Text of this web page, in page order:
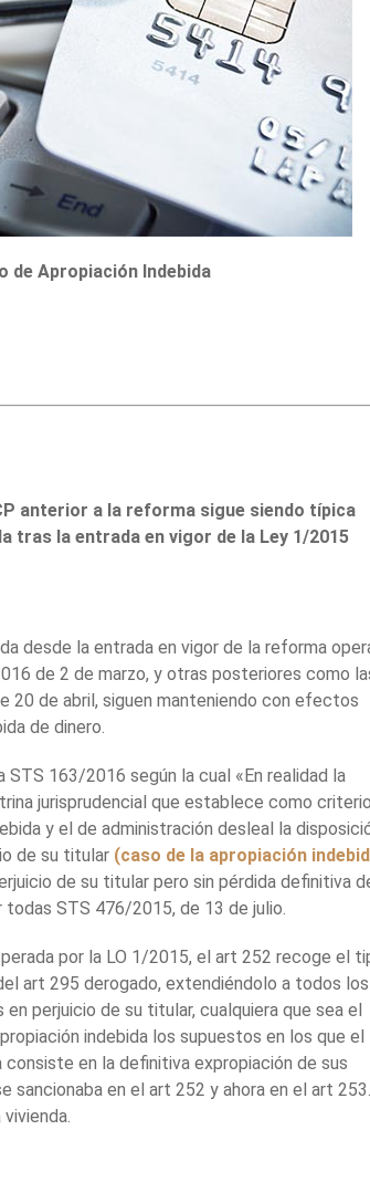
de Apropiación Indebida
anterior a la reforma sigue siendo típica
tras la entrada en vigor de la Ley 1/2015
desde la entrada en vigor de la reforma
de 2 de marzo, y otras posteriores como
20 de abril, siguen manteniendo con efectos
de dinero.
163/2016 según la cual «En realidad la
jurisprudencial que establece como criterio
y el de administración desleal la
de su titular (caso de la apropiación
de su titular pero sin pérdida definitiva
STS 476/2015, de 13 de julio.
por la LO 1/2015, el art 252 recoge el
art 295 derogado, extendiéndolo a todos los
perjuicio de su titular, cualquiera que sea el
indebida los supuestos en los que el
en la definitiva expropiación de sus
sancionaba en el art 252 y ahora en el art